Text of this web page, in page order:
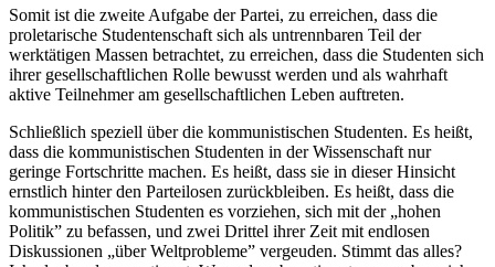
Somit ist die zweite Aufgabe der Partei, zu erreichen, dass die
proletarische Studentenschaft sich als untrennbaren Teil der
werktätigen Massen betrachtet, zu erreichen, dass die Studenten sich
ihrer gesellschaftlichen Rolle bewusst werden und als wahrhaft
aktive Teilnehmer am gesellschaftlichen Leben auftreten.
Schließlich speziell über die kommunistischen Studenten. Es heißt,
dass die kommunistischen Studenten in der Wissenschaft nur
geringe Fortschritte machen. Es heißt, dass sie in dieser Hinsicht
ernstlich hinter den Parteilosen zurückbleiben. Es heißt, dass die
kommunistischen Studenten es vorziehen, sich mit der „hohen
Politik” zu befassen, und zwei Drittel ihrer Zeit mit endlosen
Diskussionen „über Weltprobleme” vergeuden. Stimmt das alles?